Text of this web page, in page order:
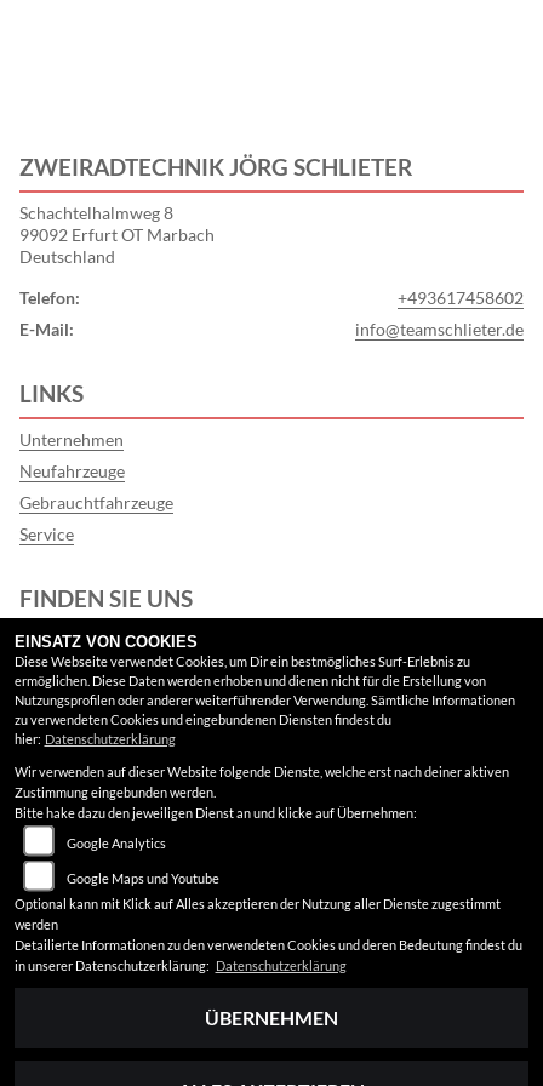
ZWEIRADTECHNIK JÖRG SCHLIETER
Schachtelhalmweg 8
99092 Erfurt OT Marbach
Deutschland
Telefon:
+493617458602
E-Mail:
info@teamschlieter.de
LINKS
Unternehmen
Neufahrzeuge
Gebrauchtfahrzeuge
Service
FINDEN SIE UNS
Instagram
Google Maps
RECHTLICHES
AGB
Impressum
Datenschutz
Disclaimer
Barrierefreiheit
EINSATZ VON COOKIES
Diese Webseite verwendet Cookies, um Dir ein bestmögliches Surf-Erlebnis zu
ermöglichen. Diese Daten werden erhoben und dienen nicht für die Erstellung von
Nutzungsprofilen oder anderer weiterführender Verwendung. Sämtliche Informationen
zu verwendeten Cookies und eingebundenen Diensten findest du
hier: Datenschutzerklärung
Wir verwenden auf dieser Website folgende Dienste, welche erst nach deiner aktiven
Zustimmung eingebunden werden.
Bitte hake dazu den jeweiligen Dienst an und klicke auf Übernehmen:
Google Analytics
Google Maps und Youtube
Optional kann mit Klick auf Alles akzeptieren der Nutzung aller Dienste zugestimmt
werden
Detailierte Informationen zu den verwendeten Cookies und deren Bedeutung findest du
in unserer Datenschutzerklärung: Datenschutzerklärung
ÜBERNEHMEN